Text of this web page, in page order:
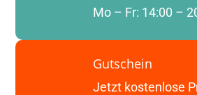
Mo – Fr: 14:00 –
Gutschein
Jetzt kostenlose